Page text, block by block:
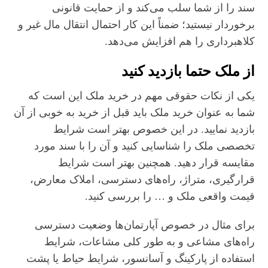
سند را از شما سلب می‌کند و از حمایت قانونی
برخوردار نیستید؛ ضمناً این کار احتمال انتقال مال غیر و
کلاهبرداری را هم افزایش می‌دهد.
از ملک حتما بازدید کنید
یکی از نکات حقوقی مهم در خرید ملک این است که
شما به عنوان خرید ملک باید قبل از خرید به خوبی از آن
بازدید نمایید. در این خصوص بهتر است شرایط
تخصصی ملک را شناسایی کنید و آن را با سند مورد
مقایسه قرار دهید. همچنین بهتر است شرایط
قرارگیری، متراژ، راه‌های دسترسی، املاک معارض،
قیمت واقعی ملک و … را بررسی کنید.
برای مثال در خصوص آپارتمان‌ها وضعیت دسترسی
راه‌های مشاعی و به طور کلی مشاعات، شرایط
استفاده از پارکینگ و آسانسور، شرایط حیاط یا پشت